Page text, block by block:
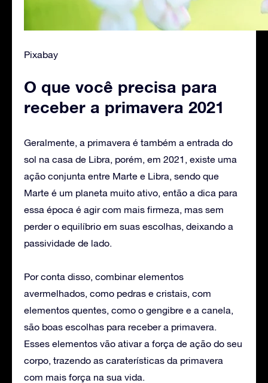
Pixabay
O que você precisa para
receber a primavera 2021
Geralmente, a primavera é também a entrada do
sol na casa de Libra, porém, em 2021, existe uma
ação conjunta entre Marte e Libra, sendo que
Marte é um planeta muito ativo, então a dica para
essa época é agir com mais firmeza, mas sem
perder o equilíbrio em suas escolhas, deixando a
passividade de lado.
Por conta disso, combinar elementos
avermelhados, como pedras e cristais, com
elementos quentes, como o gengibre e a canela,
são boas escolhas para receber a primavera.
Esses elementos vão ativar a força de ação do seu
corpo, trazendo as caraterísticas da primavera
com mais força na sua vida.